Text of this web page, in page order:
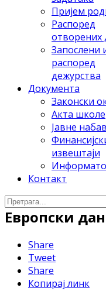
Пријем
Распоред
отворених
Запослени
распоред
дежурства
Документа
Законски
Акта школе
Јавне
извештаји
Контакт
Европски
Share
Tweet
Share
Копирај линк